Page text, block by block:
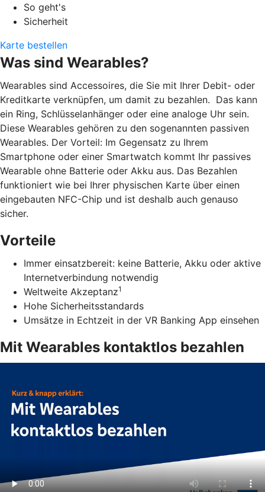
So geht's
Sicherheit
Karte bestellen
Was sind Wearables?
Wearables sind Accessoires, die Sie mit Ihrer Debit- oder
Kreditkarte verknüpfen, um damit zu bezahlen. Das kann
ein Ring, Schlüsselanhänger oder eine analoge Uhr sein.
Diese Wearables gehören zu den sogenannten passiven
Wearables. Der Vorteil: Im Gegensatz zu Ihrem
Smartphone oder einer Smartwatch kommt Ihr passives
Wearable ohne Batterie oder Akku aus. Das Bezahlen
funktioniert wie bei Ihrer physischen Karte über einen
eingebauten NFC-Chip und ist deshalb auch genauso
sicher.
Vorteile
Immer einsatzbereit: keine Batterie, Akku oder aktive
Internetverbindung notwendig
Weltweite Akzeptanz1
Hohe Sicherheitsstandards
Umsätze in Echtzeit in der VR Banking App einsehen
Mit Wearables kontaktlos bezahlen